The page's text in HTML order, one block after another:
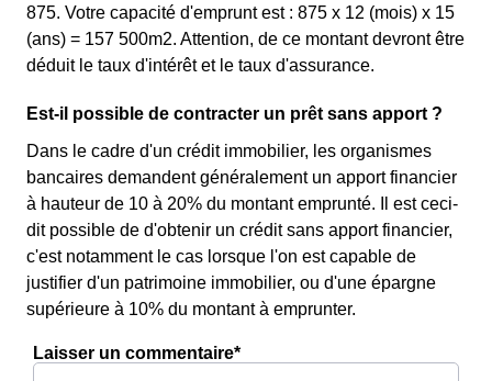
875. Votre capacité d'emprunt est : 875 x 12 (mois) x 15
(ans) = 157 500m2. Attention, de ce montant devront être
déduit le taux d'intérêt et le taux d'assurance.
Est-il possible de contracter un prêt sans apport ?
Dans le cadre d'un crédit immobilier, les organismes
bancaires demandent généralement un apport financier
à hauteur de 10 à 20% du montant emprunté. Il est ceci-
dit possible de d'obtenir un crédit sans apport financier,
c'est notamment le cas lorsque l'on est capable de
justifier d'un patrimoine immobilier, ou d'une épargne
supérieure à 10% du montant à emprunter.
Laisser un commentaire*